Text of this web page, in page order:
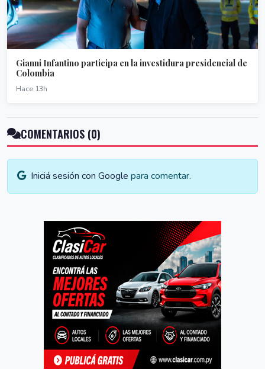
Gianni Infantino participa en la investidura presidencial de
Colombia
Hace 13h
COMENTARIOS (0)
Iniciá sesión con Google para comentar.